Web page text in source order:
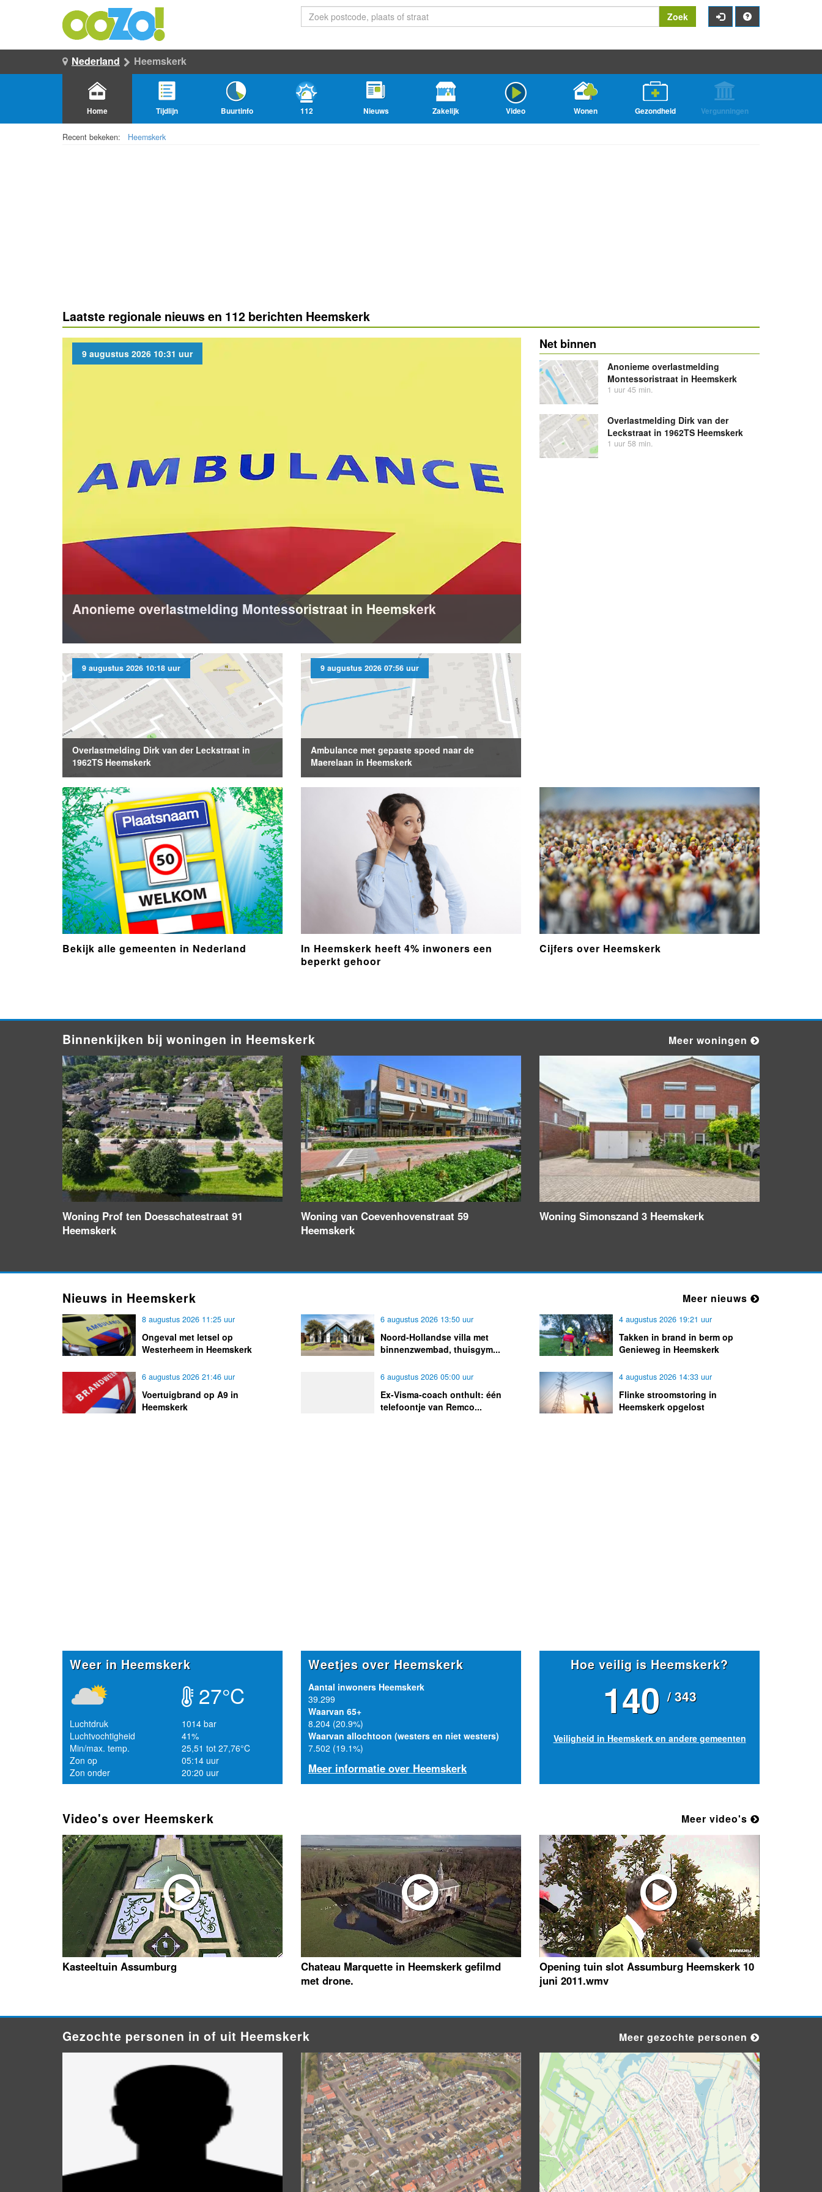
Zoek
Nederland Heemskerk
Home Tijdlijn Buurtinfo 112 Nieuws Zakelijk Video Wonen Gezondheid Vergunningen
Recent bekeken: Heemskerk
Laatste regionale nieuws en 112 berichten Heemskerk
9 augustus 2026 10:31 uur
Anonieme overlastmelding Montessoristraat in Heemskerk
9 augustus 2026 10:18 uur
Overlastmelding Dirk van der Leckstraat in
1962TS Heemskerk
9 augustus 2026 07:56 uur
Ambulance met gepaste spoed naar de
Maerelaan in Heemskerk
Net binnen
Anonieme overlastmelding
Montessoristraat in Heemskerk
1 uur 45 min.
Overlastmelding Dirk van der
Leckstraat in 1962TS Heemskerk
1 uur 58 min.
Ambulance met grote spoed naar
17 uur 33 min.
Ambulance met gepaste spoed
naar de Botter acker in Heemskerk
17 uur 54 min.
Ambulance met gepaste spoed
naar de Zandzegge in Heemskerk
19 uur 55 min.
Ambulance met grote spoed naar
1966RV Heemskerk
Ambulance naar de Westerheem in
Heemskerk vanwege ongeval met
letsel
22 uur 50 min.
Ambulance met gepaste spoed
naar de Westerheem in Heemskerk
22 uur 55 min.
Bekijk alle gemeenten in Nederland
In Heemskerk heeft 4% inwoners een
beperkt gehoor
Cijfers over Heemskerk
Binnenkijken bij woningen in Heemskerk Meer woningen
Woning Prof ten Doesschatestraat 91
Heemskerk
Woning van Coevenhovenstraat 59
Heemskerk
Woning Simonszand 3 Heemskerk
Nieuws in Heemskerk Meer nieuws
8 augustus 2026 11:25 uur
Ongeval met letsel op
Westerheem in Heemskerk
6 augustus 2026 21:46 uur
Voertuigbrand op A9 in
Heemskerk
6 augustus 2026 13:50 uur
Noord-Hollandse villa met
binnenzwembad, thuisgym...
6 augustus 2026 05:00 uur
Ex-Visma-coach onthult: één
telefoontje van Remco...
4 augustus 2026 19:21 uur
Takken in brand in berm op
Genieweg in Heemskerk
4 augustus 2026 14:33 uur
Flinke stroomstoring in
Heemskerk opgelost
Weer in Heemskerk
27°C
Luchtdruk
1014 bar
Luchtvochtigheid
41%
Min/max. temp.
25,51 tot 27,76°C
Zon op
05:14 uur
Zon onder
20:20 uur
Weetjes over Heemskerk
Aantal inwoners Heemskerk
39.299
Waarvan 65+
8.204 (20.9%)
Waarvan allochtoon (westers en niet westers)
7.502 (19.1%)
Meer informatie over Heemskerk
Hoe veilig is Heemskerk?
140 / 343
Veiligheid in Heemskerk en andere gemeenten
Video's over Heemskerk Meer video's
Kasteeltuin Assumburg
Chateau Marquette in Heemskerk gefilmd
met drone.
Opening tuin slot Assumburg Heemskerk 10
juni 2011.wmv
Gezochte personen in of uit Heemskerk Meer gezochte personen